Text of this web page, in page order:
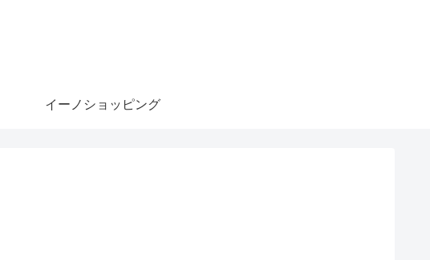
イーノショッピング